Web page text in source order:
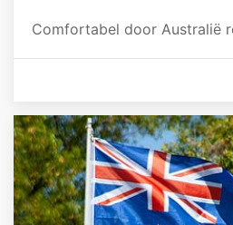
Comfortabel door Australië